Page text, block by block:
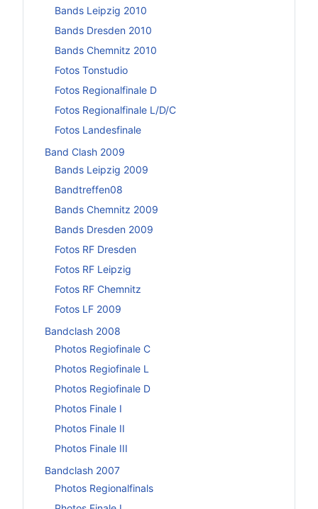
Bands Leipzig 2010
Bands Dresden 2010
Bands Chemnitz 2010
Fotos Tonstudio
Fotos Regionalfinale D
Fotos Regionalfinale L/D/C
Fotos Landesfinale
Band Clash 2009
Bands Leipzig 2009
Bandtreffen08
Bands Chemnitz 2009
Bands Dresden 2009
Fotos RF Dresden
Fotos RF Leipzig
Fotos RF Chemnitz
Fotos LF 2009
Bandclash 2008
Photos Regiofinale C
Photos Regiofinale L
Photos Regiofinale D
Photos Finale I
Photos Finale II
Photos Finale III
Bandclash 2007
Photos Regionalfinals